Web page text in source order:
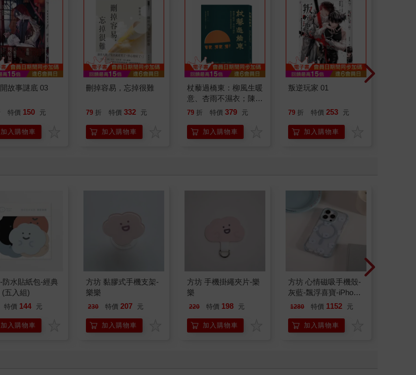
故事謎底 03
特價 150 元
加入購物車
刪掉容易，忘掉很難
79 折 特價 332 元
加入購物車
杖藜過橋東：柳風生暖
意、杏雨不濕衣；陳亮
恭談以心轉境的適齡漫
79 折 特價 379 元
加入購物車
叛逆玩家 01
79 折 特價 253 元
加入購物車
防水貼紙包-經典
(五入組)
特價 144 元
加入購物車
方坊 黏膠式手機支架-
樂樂
230 特價 207 元
加入購物車
方坊 手機掛繩夾片-樂
樂
220 特價 198 元
加入購物車
方坊 心情磁吸手機殼-
灰藍-飄浮喜寶-iPhone
Air
1280 特價 1152 元
加入購物車